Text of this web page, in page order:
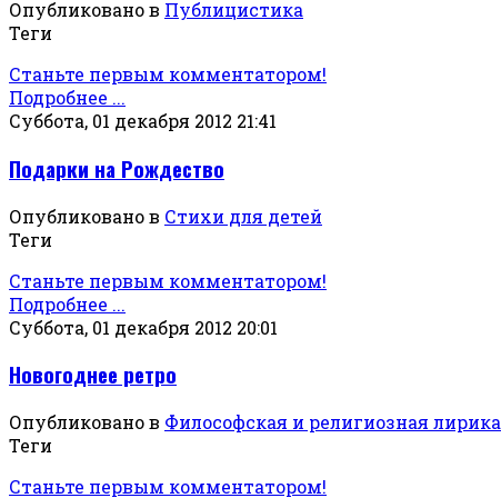
Опубликовано в Публицистика
Теги
Станьте первым комментатором!
Подробнее ...
Суббота, 01 декабря 2012 21:41
Подарки на Рождество
Опубликовано в Стихи для детей
Теги
Станьте первым комментатором!
Подробнее ...
Суббота, 01 декабря 2012 20:01
Новогоднее ретро
Опубликовано в Философская и религиозная лирика
Теги
Станьте первым комментатором!